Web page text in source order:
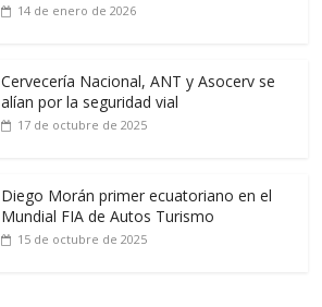
14 de enero de 2026
Cervecería Nacional, ANT y Asocerv se
alían por la seguridad vial
17 de octubre de 2025
Diego Morán primer ecuatoriano en el
Mundial FIA de Autos Turismo
15 de octubre de 2025